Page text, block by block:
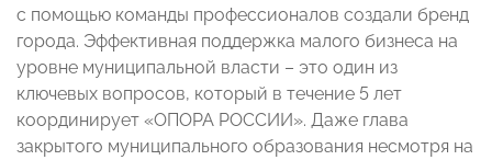
с помощью команды профессионалов создали бренд
города. Эффективная поддержка малого бизнеса на
уровне муниципальной власти – это один из
ключевых вопросов, который в течение 5 лет
координирует «ОПОРА РОССИИ». Даже глава
закрытого муниципального образования несмотря на